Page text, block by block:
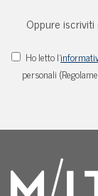
Oppure
Ho letto l'
personali